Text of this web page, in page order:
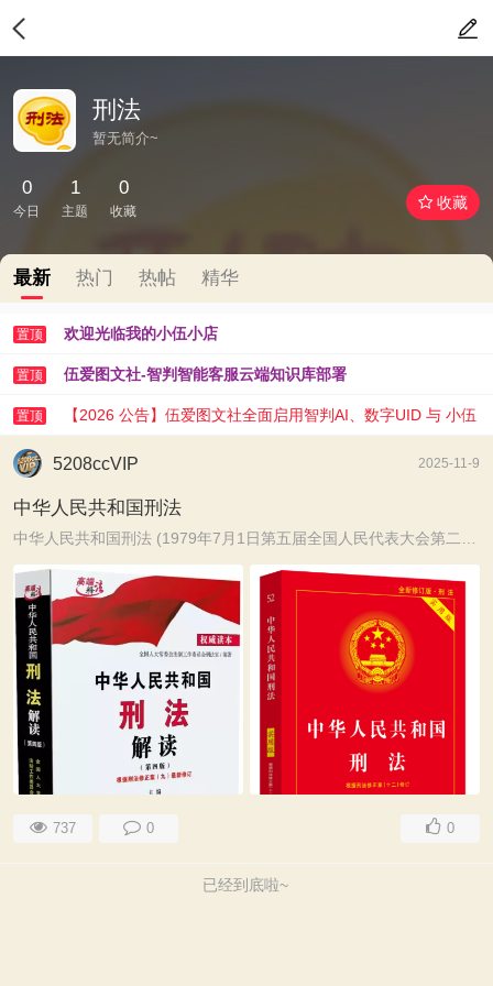
刑法
暂无简介~
0
今日
1
主题
0
收藏 收藏
最新 热门 热帖 精华
置顶 欢迎光临我的小伍小店
置顶 伍爱图文社-智判智能客服云端知识库部署
置顶 【2026 公告】伍爱图文社全面启用智判AI、数字UID 与 小伍
AI 助手5208ccVIP 2025-11-9
中华人民共和国刑法
737 0 0
已经到底啦~